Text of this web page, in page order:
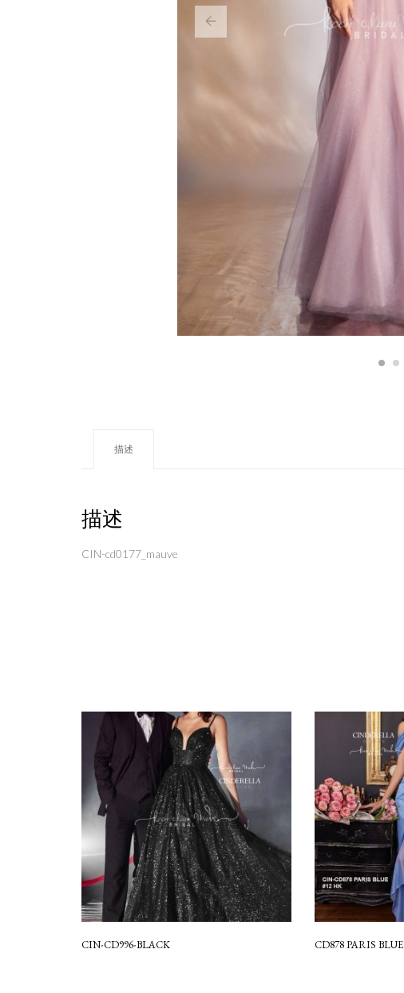
描述
描述
CIN-cd0177_mauve
CIN-CD996-BLACK CD878 PARIS BLUE